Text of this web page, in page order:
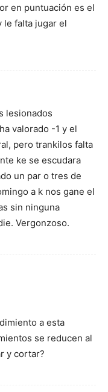
en puntuación es el
le falta jugar el
lesionados
valorado -1 y el
pero trankilos falta
ke se escudara
un par o tres de
a k nos gane el
sin ninguna
Vergonzoso.
a esta
se reducen al
y cortar?